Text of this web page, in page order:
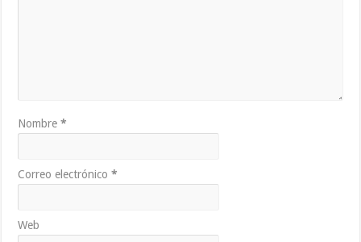
Nombre*
Correo electrónico*
Web